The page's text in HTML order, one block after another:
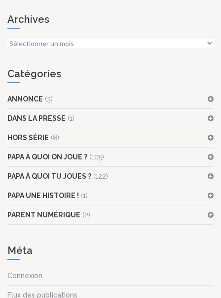
Archives
Archives
Catégories
ANNONCE (3)
DANS LA PRESSE (1)
HORS SÉRIE (8)
PAPA À QUOI ON JOUE ? (105)
PAPA À QUOI TU JOUES ? (122)
PAPA UNE HISTOIRE ! (1)
PARENT NUMÉRIQUE (2)
Méta
Connexion
Flux des publications